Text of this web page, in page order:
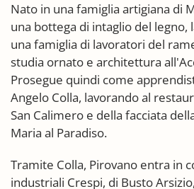
Nato in una famiglia artigiana di
una bottega di intaglio del legno,
una famiglia di lavoratori del
studia ornato e architettura
Prosegue quindi come
Angelo Colla, lavorando al
San Calimero e della facciata
Maria al Paradiso.
Tramite Colla, Pirovano entra in
industriali Crespi, di Busto